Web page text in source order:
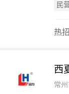
民
热招
西
常